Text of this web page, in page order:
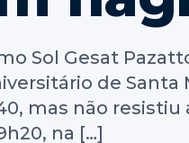
Sol Gesat
de Santa
mas não
na […]